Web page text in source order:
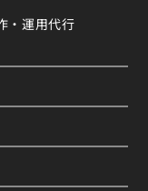
・運用代行